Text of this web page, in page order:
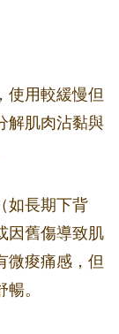
使用較緩慢但
解肌肉沾黏與
如長期下背
因舊傷導致肌
微痠痛感，但
。